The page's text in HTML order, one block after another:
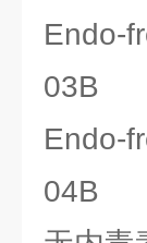
Endo-
03B
Endo-
04B